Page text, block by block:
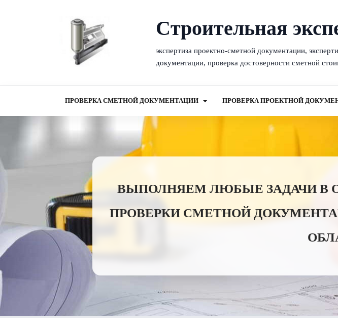
Cтроительная
экспертиза проектно-сметной документации,
документации, проверка достоверности сметной
ПРОВЕРКА СМЕТНОЙ ДОКУМЕНТАЦИИ ПРОВЕРКА ПРОЕКТНОЙ
ВЫПОЛНЯЕМ ЛЮБЫЕ ЗАДАЧИ В
ПРОВЕРКИ СМЕТНОЙ